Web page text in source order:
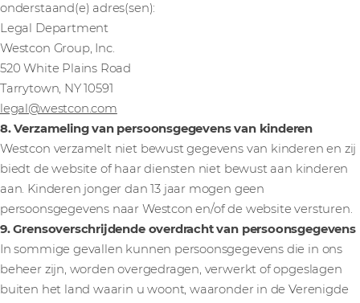
onderstaand(e) adres(sen):
Legal Department
Westcon Group, Inc.
520 White Plains Road
Tarrytown, NY 10591
legal@westcon.com
8. Verzameling van persoonsgegevens van kinderen
Westcon verzamelt niet bewust gegevens van kinderen en zij
biedt de website of haar diensten niet bewust aan kinderen
aan. Kinderen jonger dan 13 jaar mogen geen
persoonsgegevens naar Westcon en/of de website versturen.
9. Grensoverschrijdende overdracht van persoonsgegevens
In sommige gevallen kunnen persoonsgegevens die in ons
beheer zijn, worden overgedragen, verwerkt of opgeslagen
buiten het land waarin u woont, waaronder in de Verenigde